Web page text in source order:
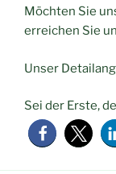
Möchten Sie
erreichen Sie
Unser
Sei der Erste,